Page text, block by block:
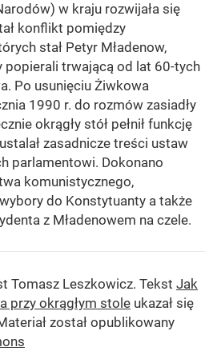
w kraju rozwijała się
konflikt pomiędzy
stał Petyr Mładenow,
trwającą od lat 60-tych
Po usunięciu Żiwkowa
1990 r. do rozmów zasiadły
okrągły stół pełnił funkcję
zasadnicze treści ustaw
parlamentowi. Dokonano
komunistycznego,
do Konstytuanty a także
z Mładenowem na czele.
Tomasz Leszkowicz. Tekst Jak
przy okrągłym stole ukazał się
został opublikowany